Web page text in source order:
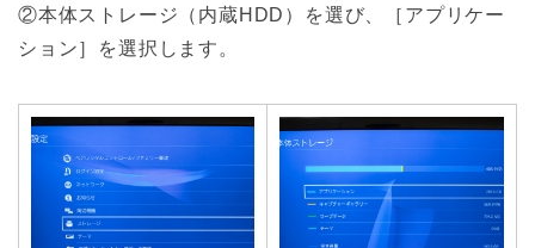
②本体ストレージ（内蔵HDD）を選び、［アプリケー
ション］を選択します。